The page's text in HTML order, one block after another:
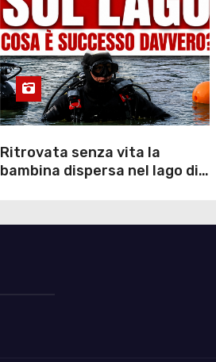
Ritrovata senza vita la
bambina dispersa nel lago di